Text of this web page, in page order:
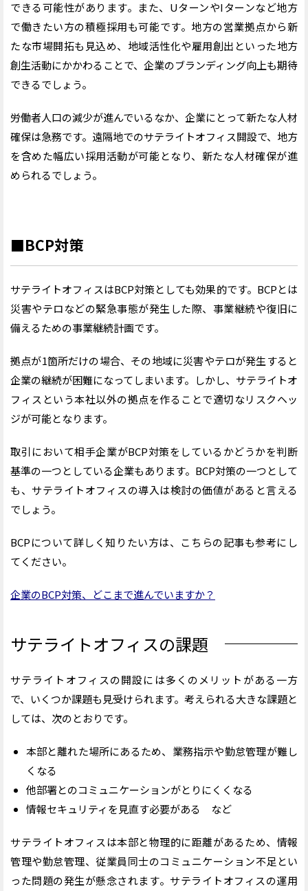
できる可能性があります。また、UターンやIターンなど地方
で働きたい方の積極採用も可能です。地方の営業拠点から新
たな市場開拓も見込め、地域活性化や雇用創出といった地方
創生活動にかかわることで、企業のブランディング向上も期待
できるでしょう。
労働者人口の減少が進んでいるなか、企業にとって新たな人材
確保は急務です。遠隔地でのサテライトオフィス開設で、地方
を含めた幅広い採用活動が可能となり、新たな人材確保が進
められるでしょう。
■BCP対策
サテライトオフィスはBCP対策としても効果的です。BCPとは
災害やテロなどの緊急事態が発生した際、事業継続や復旧に
備えるための事業継続計画です。
拠点が1箇所だけの場合、その地域に災害やテロが発生すると
企業の継続が困難になってしまいます。しかし、サテライトオ
フィスという本社以外の拠点を作ることで適切なリスクヘッ
ジが可能となります。
取引において相手企業がBCP対策をしているかどうかを判断
基準の一つとしている企業もあります。BCP対策の一つとして
も、サテライトオフィスの導入は検討の価値があると言える
でしょう。
BCPについて詳しく知りたい方は、こちらの記事も参考にし
てください。
企業のBCP対策、どこまで進んでいますか？
サテライトオフィスの課題
サテライトオフィスの開設には多くのメリットがある一方
で、いくつか課題も見受けられます。考えられる大きな課題と
しては、次のとおりです。
本部と離れた場所にあるため、業務指示や勤怠管理が難し
くなる
他部署とのコミュニケーションがとりにくくなる
情報セキュリティを見直す必要がある など
サテライトオフィスは本部と物理的に距離があるため、情報
管理や勤怠管理、従業員同士のコミュニケーション不足とい
った問題の発生が懸念されます。サテライトオフィスの運用